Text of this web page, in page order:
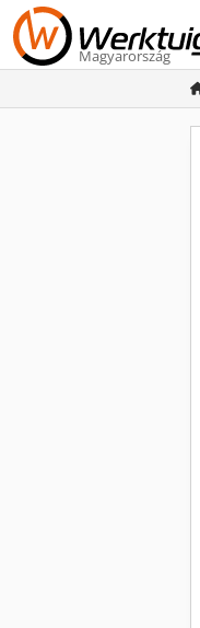
Magyarország